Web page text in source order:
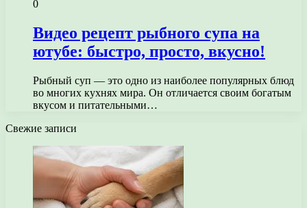
0
Видео рецепт рыбного супа на
ютубе: быстро, просто, вкусно!
Рыбный суп — это одно из наиболее популярных блюд
во многих кухнях мира. Он отличается своим богатым
вкусом и питательными…
Свежие записи